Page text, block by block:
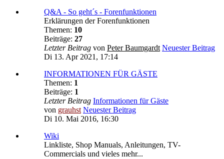
Q&A - So geht´s - Forenfunktionen
Erklärungen der Forenfunktionen
Themen: 10
Beiträge: 27
Letzter Beitrag von Peter Baumgardt Neuester Beitrag
Di 13. Apr 2021, 17:14
INFORMATIONEN FÜR GÄSTE
Themen: 1
Beiträge: 1
Letzter Beitrag Informationen für Gäste
von grauhst Neuester Beitrag
Di 10. Mai 2016, 16:30
Wiki
Linkliste, Shop Manuals, Anleitungen, TV-
Commercials und vieles mehr...